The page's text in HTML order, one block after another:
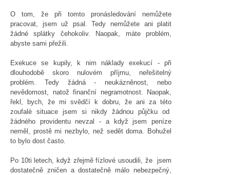
O tom, že při tomto pronásledování nemůžete
pracovat, jsem už psal. Tedy nemůžete ani platit
žádné splátky čehokoliv. Naopak, máte problém,
abyste sami přežili.
Exekuce se kupily, k nim náklady exekucí - při
dlouhodobě skoro nulovém příjmu, neřešitelný
problém. Tedy žádná - neukázněnost, nebo
nevědomost, natož finanční negramotnost. Naopak,
řekl, bych, že mi svědčí k dobru, že ani za této
zoufalé situace jsem si nikdy žádnou půjčku od
žádného providentu nevzal - a když jsem peníze
neměl, prostě mi nezbylo, než sedět doma. Bohužel
to bylo dost často.
Po 10ti letech, když zřejmě fízlové usoudili, že jsem
dostatečně zničen a dostatečně málo nebezpečný,